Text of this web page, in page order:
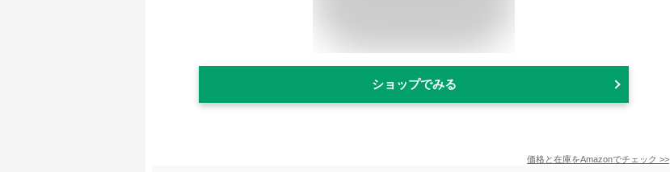
ショップでみる
価格と在庫をAmazonでチェック >>